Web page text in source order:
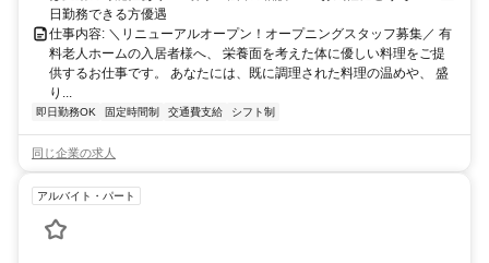
日勤務できる方優遇
仕事内容: ＼リニューアルオープン！オープニングスタッフ募集／ 有
料老人ホームの入居者様へ、 栄養面を考えた体に優しい料理をご提
供するお仕事です。 あなたには、既に調理された料理の温めや、 盛
り...
即日勤務OK 固定時間制 交通費支給 シフト制
同じ企業の求人
アルバイト・パート